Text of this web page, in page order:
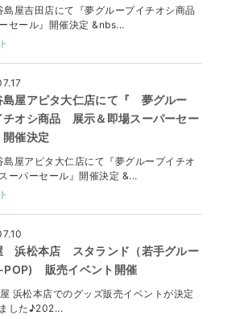
島屋吉田店にて『夢グループイチオシ商品
セール』開催決定 &nbs...
島屋アピタ大仁店にて『 夢グルー
オシ商品 展示＆即場スーパーセー
催決定
島屋アピタ大仁店にて『夢グループイチオ
ーパーセール』開催決定 &...
浜松本店 スタランド（若手グルー
POP) 販売イベント開催
浜松本店でのグッズ販売イベントが決定
した♪202...